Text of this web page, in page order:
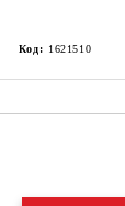
Код: 1621510